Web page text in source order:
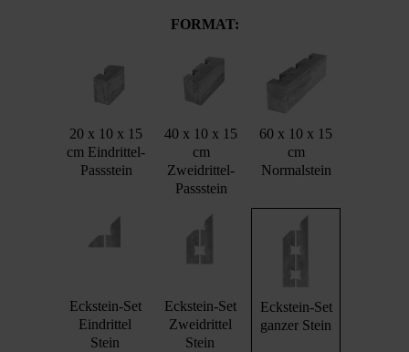
FORMAT:
20 x 10 x 15
cm Eindrittel-
Passstein
40 x 10 x 15
cm
Zweidrittel-
Passstein
60 x 10 x 15
cm
Normalstein
Eckstein-Set
Eindrittel
Stein
Eckstein-Set
Zweidrittel
Stein
Eckstein-Set
ganzer Stein